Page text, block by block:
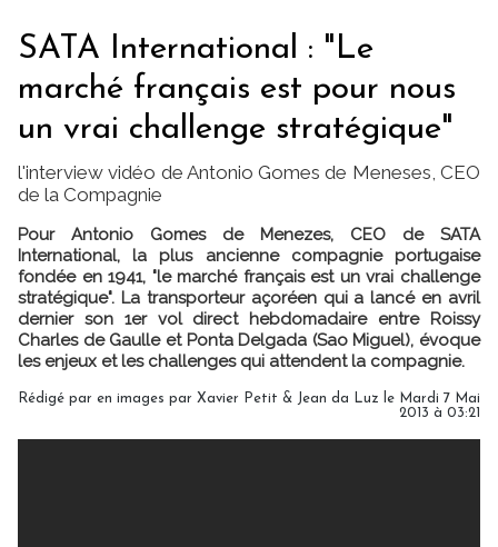
SATA International : "Le
marché français est pour nous
un vrai challenge stratégique"
l'interview vidéo de Antonio Gomes de Meneses, CEO
de la Compagnie
Pour Antonio Gomes de Menezes, CEO de SATA
International, la plus ancienne compagnie portugaise
fondée en 1941, "le marché français est un vrai challenge
stratégique". La transporteur açoréen qui a lancé en avril
dernier son 1er vol direct hebdomadaire entre Roissy
Charles de Gaulle et Ponta Delgada (Sao Miguel), évoque
les enjeux et les challenges qui attendent la compagnie.
Rédigé par en images par Xavier Petit & Jean da Luz le Mardi 7 Mai
2013 à 03:21